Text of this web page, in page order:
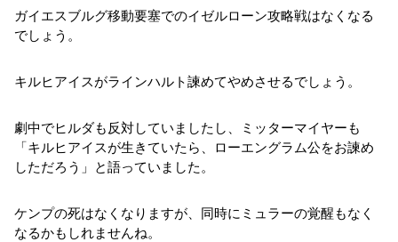
ガイエスブルグ移動要塞でのイゼルローン攻略戦はなくなる
でしょう。
キルヒアイスがラインハルト諫めてやめさせるでしょう。
劇中でヒルダも反対していましたし、ミッターマイヤーも
「キルヒアイスが生きていたら、ローエングラム公をお諫め
しただろう」と語っていました。
ケンプの死はなくなりますが、同時にミュラーの覚醒もなく
なるかもしれませんね。